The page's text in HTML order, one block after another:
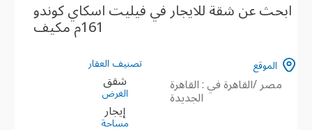
ابحث عن شقة للايجار في فيليت اسكاي كوندو
161م مكيف
الموقع
مصر /القاهرة في : القاهرة
الجديدة
تصنيف العقار
شقق
الغرض
إيجار
مساحة